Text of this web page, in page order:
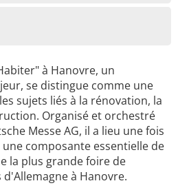
à Hanovre, un
se distingue comme une
sujets liés à la rénovation, la
Organisé et orchestré
Messe AG, il a lieu une fois
composante essentielle de
la plus grande foire de
à Hanovre.